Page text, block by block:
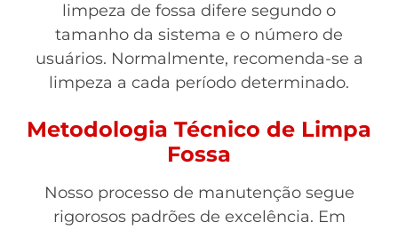
limpeza de fossa difere segundo o
tamanho da sistema e o número de
usuários. Normalmente, recomenda-se a
limpeza a cada período determinado.
Metodologia Técnico de Limpa
Fossa
Nosso processo de manutenção segue
rigorosos padrões de excelência. Em